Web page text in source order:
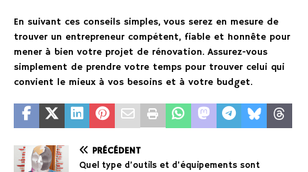
En suivant ces conseils simples, vous serez en mesure de
trouver un entrepreneur compétent, fiable et honnête pour
mener à bien votre projet de rénovation. Assurez-vous
simplement de prendre votre temps pour trouver celui qui
convient le mieux à vos besoins et à votre budget.
PRÉCÉDENT
Quel type d’outils et d’équipements sont